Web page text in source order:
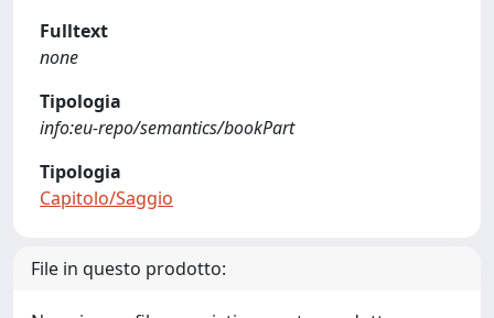
Fulltext
none
Tipologia
info:eu-repo/semantics/bookPart
Tipologia
Capitolo/Saggio
File in questo prodotto: